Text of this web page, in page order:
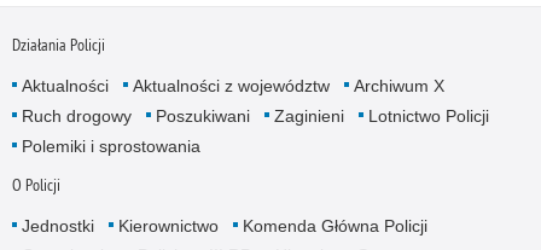
Działania Policji
Aktualności Aktualności z województw
Archiwum X
Ruch drogowy
Poszukiwani Zaginieni
Lotnictwo Policji
Polemiki i sprostowania
O Policji
Jednostki Kierownictwo
Komenda Główna Policji